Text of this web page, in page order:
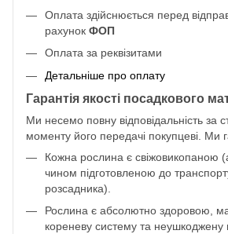
Оплата здійснюється перед
рахунок ФОП
Оплата за реквізитами
Детальніше про оплату
Гарантія якості посадкового
Ми несемо повну відповідальність за
моменту його передачі покупцеві. Ми
Кожна рослина є свіжовикопаною
чином підготовленою до
розсадника).
Рослина є абсолютно здоровою,
кореневу систему та неушкоджену